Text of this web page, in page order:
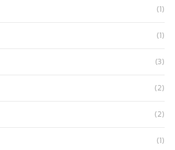
(1)
(1)
(3)
(2)
(2)
(1)